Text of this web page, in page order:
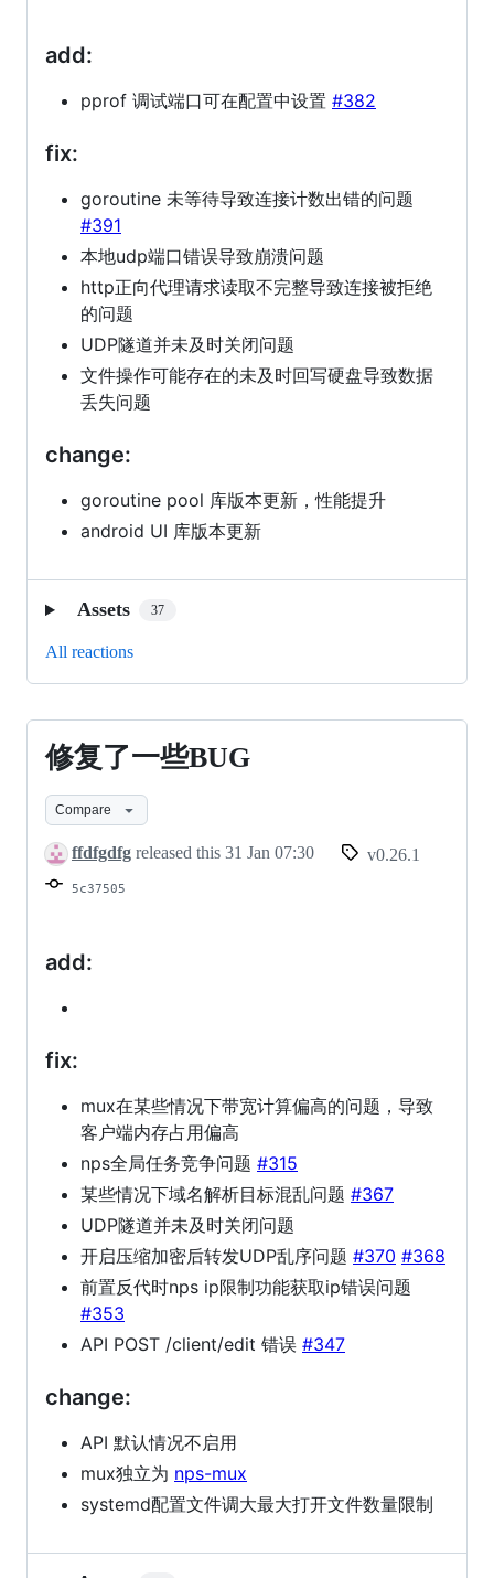
add:
pprof 调试端口可在配置中设置 #382
fix:
goroutine 未等待导致连接计数出错的问题
#391
本地udp端口错误导致崩溃问题
http正向代理请求读取不完整导致连接被拒绝
的问题
UDP隧道并未及时关闭问题
文件操作可能存在的未及时回写硬盘导致数据
丢失问题
change:
goroutine pool 库版本更新，性能提升
android UI 库版本更新
Assets 37
All reactions
修
复
了
一
修复了一些BUG
Compare
ffdfgdfg released this 31 Jan 07:30 v0.26.1
5c37505
add:
fix:
mux在某些情况下带宽计算偏高的问题，导致
客户端内存占用偏高
nps全局任务竞争问题 #315
某些情况下域名解析目标混乱问题 #367
UDP隧道并未及时关闭问题
开启压缩加密后转发UDP乱序问题 #370 #368
前置反代时nps ip限制功能获取ip错误问题
#353
API POST /client/edit 错误 #347
change:
API 默认情况不启用
mux独立为 nps-mux
systemd配置文件调大最大打开文件数量限制